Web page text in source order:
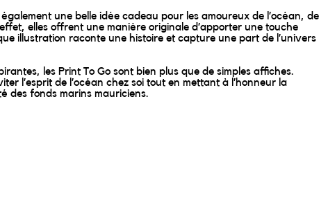
une belle idée cadeau pour les amoureux de l’océan, de
effet, elles offrent une manière originale d’apporter une touche
illustration raconte une histoire et capture une part de l’univers
les Print To Go sont bien plus que de simples affiches.
l’esprit de l’océan chez soi tout en mettant à l’honneur la
des fonds marins mauriciens.